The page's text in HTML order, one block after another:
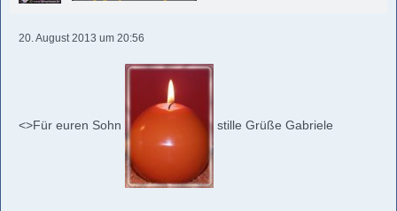
20. August 2013 um 20:56
<>Für euren Sohn stille Grüße Gabriele